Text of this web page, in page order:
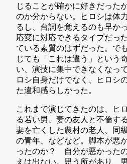
じることが確かに好きだった
のか分からない。ヒロシは体
るし、台詞を覚えるのも早か
応変に対応できるタイプだっ
ている素質のはずだった。で
じても「これは違う」という
い、演技に集中できなくなっ
ロシ自身だけでなく、ヒロシ
た違和感らしかった。
これまで演じてきたのは、ヒ
る若い男、妻の友人と不倫す
妻を亡くした農村の老人、同
の青年、などなど。脚本が
ったのか？ 自分が悪かった
えは出ない。思う所があり、